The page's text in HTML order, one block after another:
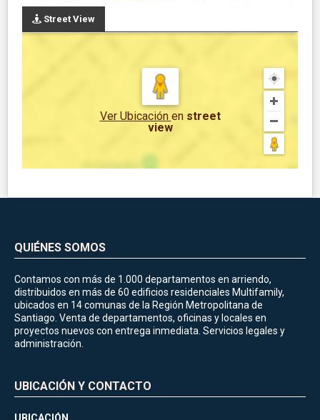
Street View
Ver Ubicación en street
view
QUIÉNES SOMOS
Contamos con más de 1.000 departamentos en arriendo,
distribuidos en más de 60 edificios residenciales Multifamily,
ubicados en 14 comunas de la Región Metropolitana de
Santiago. Venta de departamentos, oficinas y locales en
proyectos nuevos con entrega inmediata. Servicios legales y
administración.
UBICACIÓN Y CONTACTO
UBICACIÓN